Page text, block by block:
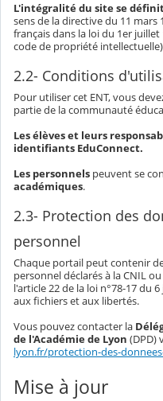
L'intégralité du site se
sens de la directive du 11
français dans la loi du 1er
code de propriété
2.2- Conditions
Pour utiliser cet ENT, vous
partie de la communauté
Les élèves et leurs
identifiants EduConnect.
Les personnels peuvent se
académiques.
2.3- Protection des
personnel
Chaque portail peut contenir
personnel déclarés à la CNIL
l'article 22 de la loi n°78-17 du
aux fichiers et aux libertés.
Vous pouvez contacter la
de l'Académie de Lyon (DPD)
lyon.fr/protection-des-
Mise à jour